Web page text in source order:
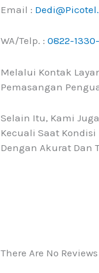
Email :
WA/Telp. :0822-
Melalui Kontak
Pemasangan
Selain Itu, Kami
Kecuali Saat
Dengan Akurat Dan
There Are No Reviews